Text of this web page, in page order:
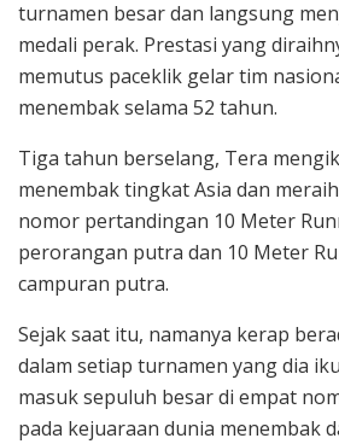
turnamen besar dan langsung
medali perak. Prestasi yang
memutus paceklik gelar tim
menembak selama 52 tahun.
Tiga tahun berselang, Tera
menembak tingkat Asia dan
nomor pertandingan 10 Meter
perorangan putra dan 10 Meter
campuran putra.
Sejak saat itu, namanya kerap
dalam setiap turnamen yang dia
masuk sepuluh besar di empat
pada kejuaraan dunia menembak